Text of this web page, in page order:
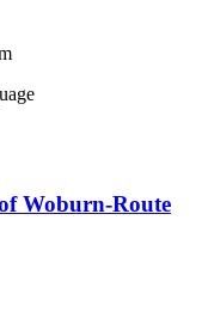
Woburn-Route